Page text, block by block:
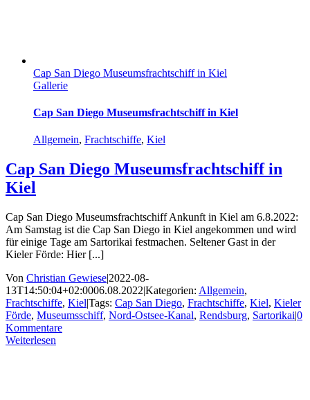
Cap San Diego Museumsfrachtschiff in Kiel
Gallerie
Cap San Diego Museumsfrachtschiff in Kiel
Allgemein, Frachtschiffe, Kiel
Cap San Diego Museumsfrachtschiff in
Kiel
Cap San Diego Museumsfrachtschiff Ankunft in Kiel am 6.8.2022:
Am Samstag ist die Cap San Diego in Kiel angekommen und wird
für einige Tage am Sartorikai festmachen. Seltener Gast in der
Kieler Förde: Hier [...]
Von Christian Gewiese|2022-08-
13T14:50:04+02:0006.08.2022|Kategorien: Allgemein,
Frachtschiffe, Kiel|Tags: Cap San Diego, Frachtschiffe, Kiel, Kieler
Förde, Museumsschiff, Nord-Ostsee-Kanal, Rendsburg, Sartorikai|0
Kommentare
Weiterlesen